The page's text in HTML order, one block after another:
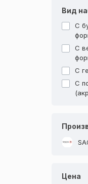
Вид
С
С
С
С
Цена